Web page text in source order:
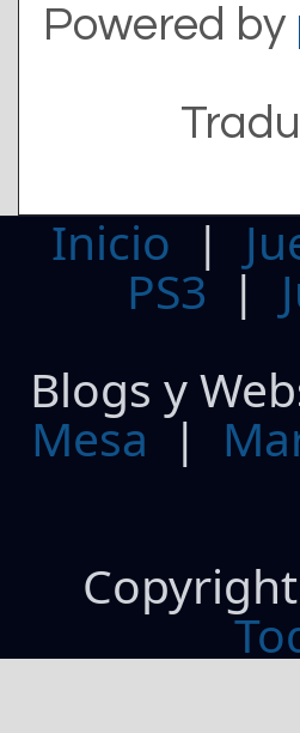
Powered by
Inicio |
PS3|
Blogs y
Mesa |